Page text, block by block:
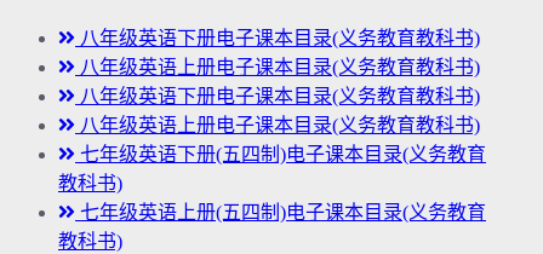
八年级英语下册电子课本目录(义务教育教科书)
八年级英语上册电子课本目录(义务教育教科书)
八年级英语下册电子课本目录(义务教育教科书)
八年级英语上册电子课本目录(义务教育教科书)
七年级英语下册(五四制)电子课本目录(义务教育
教科书)
七年级英语上册(五四制)电子课本目录(义务教育
教科书)